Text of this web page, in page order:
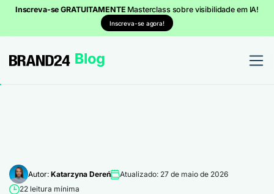
Inscreva-se GRATUITAMENTE Masterclass sobre visibilidade em IA!
Inscreva-se agora!
Autor: Katarzyna Dereń
Atualizado: 27 de maio de 2026
22 leitura mínima